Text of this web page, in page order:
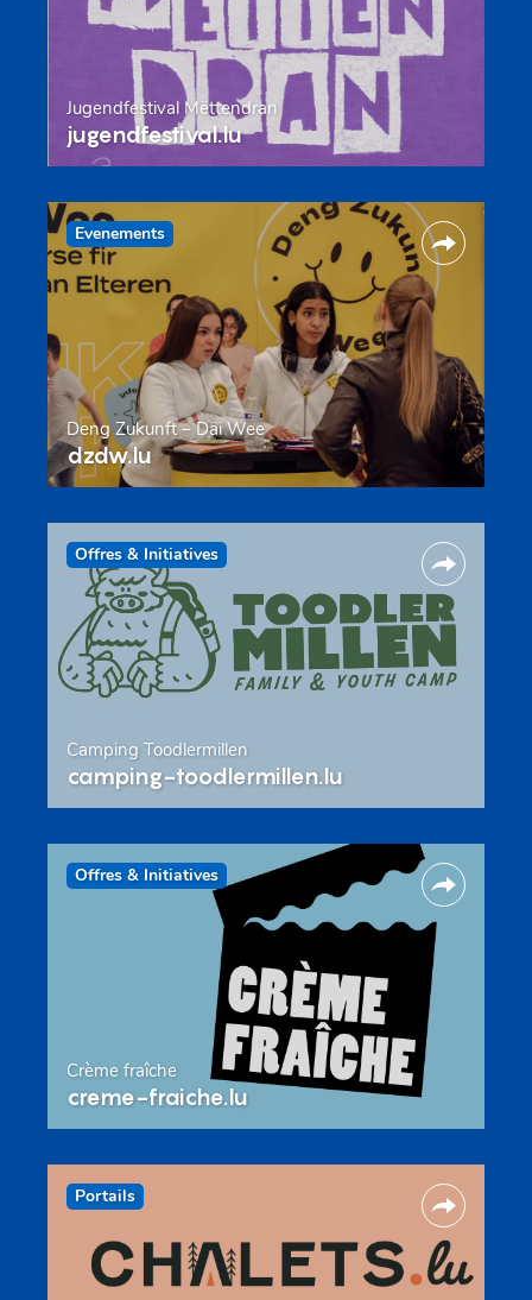
Jugendfestival Mëttendran
jugendfestival.lu
Evenements
Deng Zukunft – Däi Wee
dzdw.lu
Offres & Initiatives
Camping Toodlermillen
camping-toodlermillen.lu
Offres & Initiatives
Crème fraîche
creme-fraiche.lu
Portails